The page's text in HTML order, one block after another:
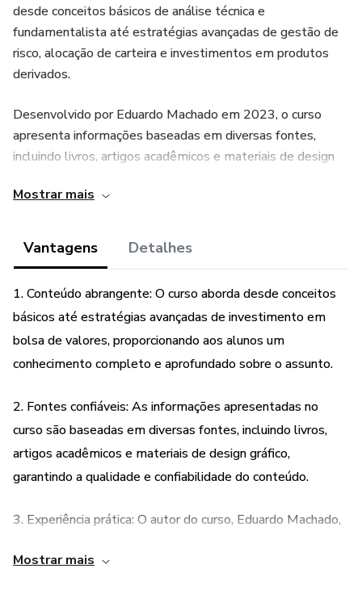
desde conceitos básicos de análise técnica e
fundamentalista até estratégias avançadas de gestão de
risco, alocação de carteira e investimentos em produtos
derivados.
Desenvolvido por Eduardo Machado em 2023, o curso
apresenta informações baseadas em diversas fontes,
incluindo livros, artigos acadêmicos e materiais de design
mercado financeiro.
Com uma abordagem didática e acessível, este curso é
ideal para investidores que desejam maximizar seus lucros
de ações. Aproveite esta oportunidade única e invista em
seu futuro financeiro com o curso de investimento em
bolsa de valores com técnicas avançadas.
Mostrar mais
Vantagens Detalhes
1. Conteúdo abrangente: O curso aborda desde conceitos
básicos até estratégias avançadas de investimento em
bolsa de valores, proporcionando aos alunos um
conhecimento completo e aprofundado sobre o assunto.
2. Fontes confiáveis: As informações apresentadas no
curso são baseadas em diversas fontes, incluindo livros,
artigos acadêmicos e materiais de design gráfico,
garantindo a qualidade e confiabilidade do conteúdo.
3. Experiência prática: O autor do curso, Eduardo Machado,
traz uma perspectiva real e prática para o conteúdo
Mostrar mais